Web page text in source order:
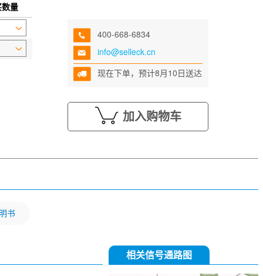
量
400-668-6834
info@selleck.cn
现在下单，预计8月10日送达
加入购物车
书
相关信号通路图